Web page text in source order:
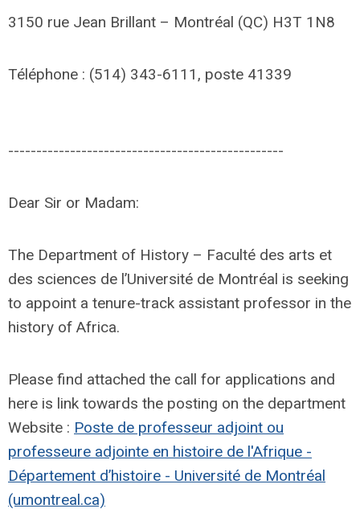
3150 rue Jean Brillant – Montréal (QC) H3T 1N8
Téléphone : (514) 343-6111, poste 41339
-------------------------------------------------
Dear Sir or Madam:
The Department of History – Faculté des arts et
des sciences de l’Université de Montréal is seeking
to appoint a tenure-track assistant professor in the
history of Africa.
Please find attached the call for applications and
here is link towards the posting on the department
Website : Poste de professeur adjoint ou
professeure adjointe en histoire de l'Afrique -
Département d’histoire - Université de Montréal
(umontreal.ca)